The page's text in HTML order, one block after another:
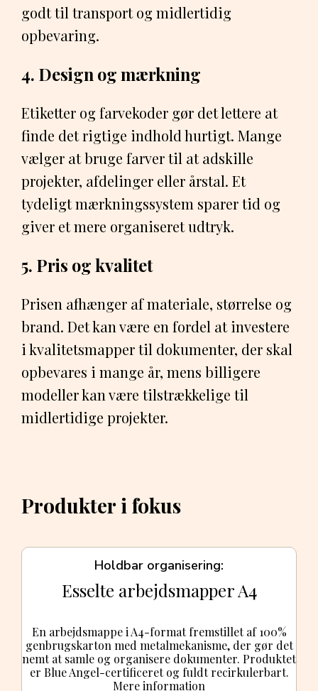
godt til transport og midlertidig
opbevaring.
4. Design og mærkning
Etiketter og farvekoder gør det lettere at
finde det rigtige indhold hurtigt. Mange
vælger at bruge farver til at adskille
projekter, afdelinger eller årstal. Et
tydeligt mærkningssystem sparer tid og
giver et mere organiseret udtryk.
5. Pris og kvalitet
Prisen afhænger af materiale, størrelse og
brand. Det kan være en fordel at investere
i kvalitetsmapper til dokumenter, der skal
opbevares i mange år, mens billigere
modeller kan være tilstrækkelige til
midlertidige projekter.
Produkter i fokus
Holdbar organisering
Esselte arbejdsmapper A4
En arbejdsmappe i A4-format fremstillet af 100%
genbrugskarton med metalmekanisme, der gør det
nemt at samle og organisere dokumenter. Produktet
er Blue Angel-certificeret og fuldt recirkulerbart.
Mere information